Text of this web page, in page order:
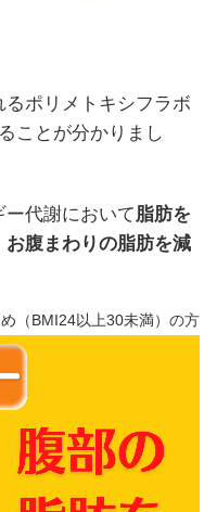
ポリメトキシフラボ
ことが分かりまし
ー代謝において脂肪を
腹まわりの脂肪を減
（BMI24以上30未満）の方